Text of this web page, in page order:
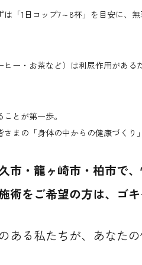
「1日コップ7～8杯」を目安に、無
ヒー・お茶など）は利尿作用があ
とが第一歩。
まの「身体の中からの健康づくり
市・龍ヶ崎市・柏市で
術をご希望の方は、ゴ
ある私たちが、あなた